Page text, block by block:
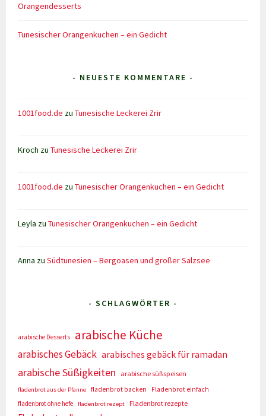
Orangendesserts
Tunesischer Orangenkuchen – ein Gedicht
- NEUESTE KOMMENTARE -
1001food.de zuTunesische Leckerei Zrir
Kroch zuTunesische Leckerei Zrir
1001food.de zuTunesischer Orangenkuchen – ein Gedicht
Leyla zuTunesischer Orangenkuchen – ein Gedicht
Anna zuSüdtunesien – Bergoasen und großer Salzsee
- SCHLAGWÖRTER -
arabische Desserts arabische Küche
arabisches Gebäck arabisches gebäck für ramadan
arabische Süßigkeiten arabische süßspeisen
fladenbrot aus der Pfanne fladenbrot backen
Fladenbrot einfach
fladenbrot ohne hefe
fladenbrot rezept Fladenbrot rezepte